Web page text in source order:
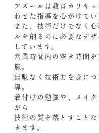
アズールは教育カリキ
わせた指導を心がけてい
また、技術だけでなく
ルを創るのに必要なデ
しています。
営業時間内の空き時間
施。
無駄なく技術力を身に
導。
着付けの勉強や、メイ
がら
技術の質を落とすこと
きます。